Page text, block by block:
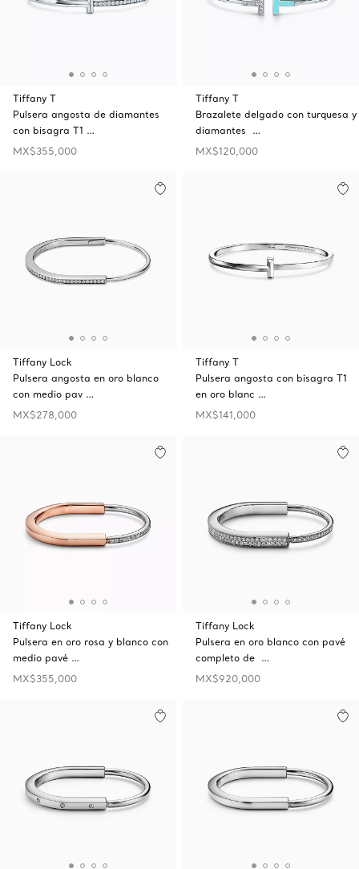
Tiffany T
Pulsera angosta de diamantes
con bisagra T1 …
MX$355,000
Tiffany T
Brazalete delgado con turquesa y
diamantes …
MX$120,000
Tiffany Lock
Pulsera angosta en oro blanco
con medio pav …
MX$278,000
Tiffany T
Pulsera angosta con bisagra T1
en oro blanc …
MX$141,000
Tiffany Lock
Pulsera en oro rosa y blanco con
medio pavé …
MX$355,000
Tiffany Lock
Pulsera en oro blanco con pavé
completo de …
MX$920,000